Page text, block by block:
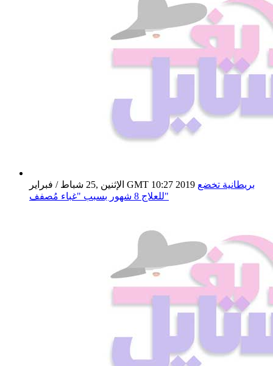
الإثنين ,25 شباط / فبراير GMT 10:27 2019 بريطانية تخضع
للعلاج 8 شهور بسبب "غباء مُصفف"